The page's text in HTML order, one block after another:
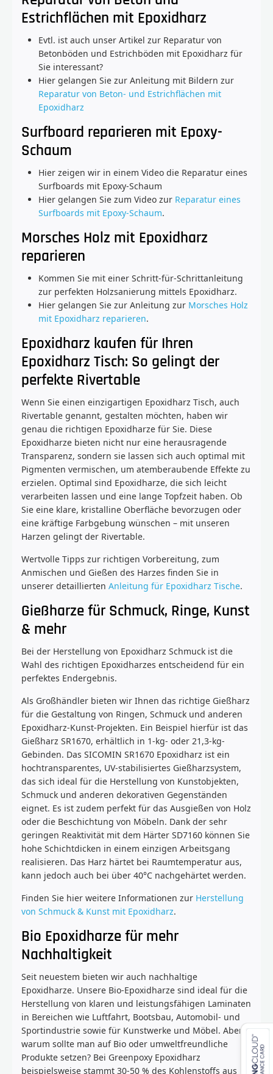
Estrichflächen mit Epoxidharz
Evtl. ist auch unser Artikel zur Reparatur von
Betonböden und Estrichböden mit Epoxidharz für
Sie interessant?
Hier gelangen Sie zur Anleitung mit Bildern zur
Reparatur von Beton- und Estrichflächen mit
Epoxidharz
Surfboard reparieren mit Epoxy-
Schaum
Hier zeigen wir in einem Video die Reparatur eines
Surfboards mit Epoxy-Schaum
Hier gelangen Sie zum Video zur Reparatur eines
Surfboards mit Epoxy-Schaum.
Morsches Holz mit Epoxidharz
reparieren
Kommen Sie mit einer Schritt-für-Schrittanleitung
zur perfekten Holzsanierung mittels Epoxidharz.
Hier gelangen Sie zur Anleitung zur Morsches Holz
mit Epoxidharz reparieren.
Epoxidharz kaufen für Ihren
Epoxidharz Tisch: So gelingt der
perfekte Rivertable
Wenn Sie einen einzigartigen Epoxidharz Tisch, auch
Rivertable genannt, gestalten möchten, haben wir
genau die richtigen Epoxidharze für Sie. Diese
Epoxidharze bieten nicht nur eine herausragende
Transparenz, sondern sie lassen sich auch optimal mit
Pigmenten vermischen, um atemberaubende Effekte zu
erzielen. Optimal sind Epoxidharze, die sich leicht
verarbeiten lassen und eine lange Topfzeit haben. Ob
Sie eine klare, kristalline Oberfläche bevorzugen oder
eine kräftige Farbgebung wünschen – mit unseren
Harzen gelingt der Rivertable.
Wertvolle Tipps zur richtigen Vorbereitung, zum
Anmischen und Gießen des Harzes finden Sie in
unserer detaillierten Anleitung für Epoxidharz Tische.
Gießharze für Schmuck, Ringe, Kunst
& mehr
Bei der Herstellung von Epoxidharz Schmuck ist die
Wahl des richtigen Epoxidharzes entscheidend für ein
perfektes Endergebnis.
Als Großhändler bieten wir Ihnen das richtige Gießharz
für die Gestaltung von Ringen, Schmuck und anderen
Epoxidharz-Kunst-Projekten. Ein Beispiel hierfür ist das
Gießharz SR1670, erhältlich in 1-kg- oder 21,3-kg-
Gebinden. Das SICOMIN SR1670 Epoxidharz ist ein
hochtransparentes, UV-stabilisiertes Gießharzsystem,
das sich ideal für die Herstellung von Kunstobjekten,
Schmuck und anderen dekorativen Gegenständen
eignet. Es ist zudem perfekt für das Ausgießen von Holz
oder die Beschichtung von Möbeln. Dank der sehr
geringen Reaktivität mit dem Härter SD7160 können Sie
hohe Schichtdicken in einem einzigen Arbeitsgang
realisieren. Das Harz härtet bei Raumtemperatur aus,
kann jedoch auch bei über 40°C nachgehärtet werden.
Finden Sie hier weitere Informationen zur Herstellung
von Schmuck & Kunst mit Epoxidharz.
Bio Epoxidharze für mehr
Nachhaltigkeit
Seit neuestem bieten wir auch nachhaltige
Epoxidharze. Unsere Bio-Epoxidharze sind ideal für die
Herstellung von klaren und leistungsfähigen Laminaten
in Bereichen wie Luftfahrt, Bootsbau, Automobil- und
Sportindustrie sowie für Kunstwerke und Möbel. Aber
warum sollte man auf Bio oder umweltfreundliche
Produkte setzen? Bei Greenpoxy Epoxidharz
beispielsweise stammt 30-50 % des Kohlenstoffs aus